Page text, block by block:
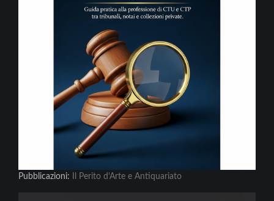
Pubblicazioni: Il Perito d'Arte e Antiquariato